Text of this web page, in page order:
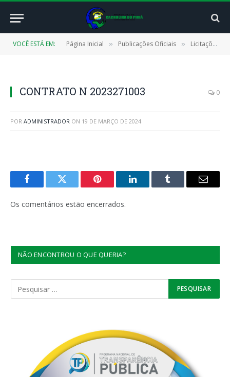
VOCÊ ESTÁ EM: Página Inicial » Publicações Oficiais » Licitações
CONTRATO N 2023271003 0
POR ADMINISTRADOR ON 19 DE MARÇO DE 2024
FacebookTwitter Pinterest LinkedInTumblr
E-
Os comentários estão encerrados.
NÃO ENCONTROU O QUE QUERIA?